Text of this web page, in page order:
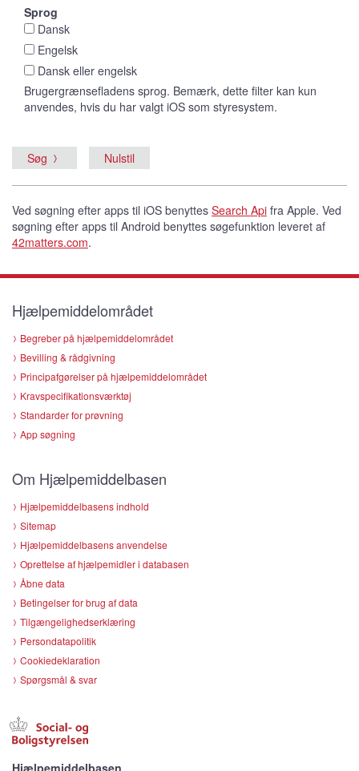
Sprog
Dansk
Engelsk
Dansk eller engelsk
Brugergrænsefladens sprog. Bemærk, dette filter kan kun
anvendes, hvis du har valgt iOS som styresystem.
Søg
Ved søgning efter apps til iOS benyttes Search Api fra Apple. Ved
søgning efter apps til Android benyttes søgefunktion leveret af
42matters.com.
Hjælpemiddelområdet
Begreber på hjælpemiddelområdet
Bevilling & rådgivning
Principafgørelser på hjælpemiddelområdet
Kravspecifikationsværktøj
Standarder for prøvning
App søgning
Om Hjælpemiddelbasen
Hjælpemiddelbasens indhold
Sitemap
Hjælpemiddelbasens anvendelse
Oprettelse af hjælpemidler i databasen
Åbne data
Betingelser for brug af data
Tilgængelighedserklæring
Persondatapolitik
Cookiedeklaration
Spørgsmål & svar